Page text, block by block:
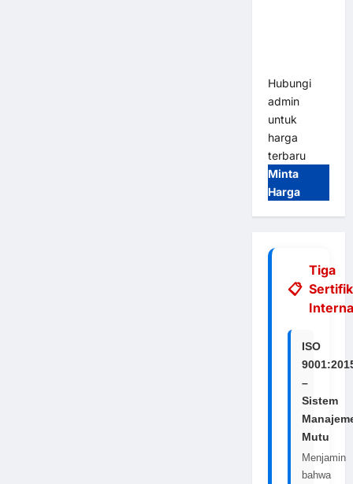
Hubungi
admin
untuk
harga
terbaru
Minta
Harga
Tiga
ISO
–
Sistem
Mutu
Menjamin
bahwa